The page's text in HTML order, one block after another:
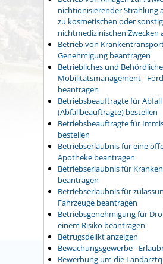
nichtionisierender Strahlung
zu kosmetischen oder
nichtmedizinischen Zwecken
Betrieb von
Genehmigung beantragen
Betriebliches und
Mobilitätsmanagement -
beantragen
Betriebsbeauftragte für Abfall
(Abfallbeauftragte) bestellen
Betriebsbeauftragte für
bestellen
Betriebserlaubnis für eine
Apotheke beantragen
Betriebserlaubnis für
beantragen
Betriebserlaubnis für
Fahrzeuge beantragen
Betriebsgenehmigung für
einem Risiko beantragen
Betrugsdelikt anzeigen
Bewachungsgewerbe -
Bewerbung um die